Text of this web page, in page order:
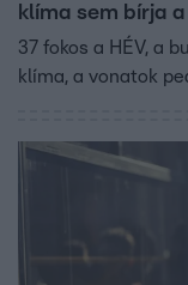
klíma sem bírja
37 fokos a HÉV, a
klíma, a vonatok